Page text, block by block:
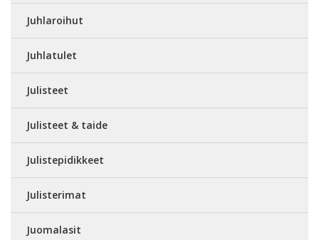
Juhlaroihut
Juhlatulet
Julisteet
Julisteet & taide
Julistepidikkeet
Julisterimat
Juomalasit